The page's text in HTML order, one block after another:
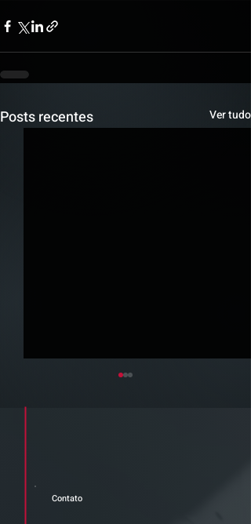
Posts recentes Ver tudo
Quem arremata imóvel
Contato